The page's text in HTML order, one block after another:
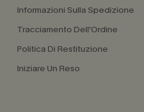
Informazioni Sulla Spedizione
Tracciamento Dell'Ordine
Politica Di Restituzione
Iniziare Un Reso